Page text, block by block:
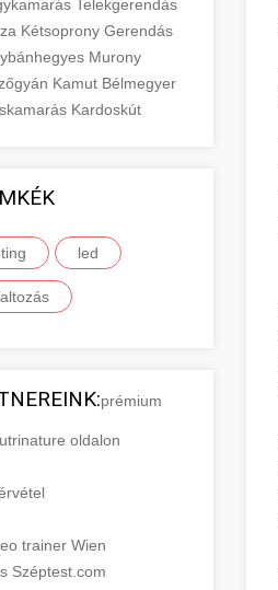
Telekgerendás
Kétsoprony Gerendás
Murony
Kamut Bélmegyer
Kardoskút
led
prémium
oldalon
trainer Wien
Széptest.com